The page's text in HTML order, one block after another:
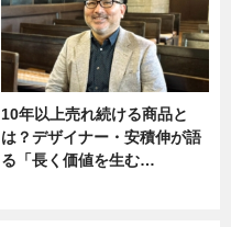
10年以上売れ続ける商品と
は？デザイナー・安積伸が語
る「長く価値を生む…